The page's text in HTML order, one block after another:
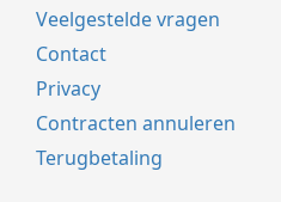
Veelgestelde vragen
Contact
Privacy
Contracten annuleren
Terugbetaling